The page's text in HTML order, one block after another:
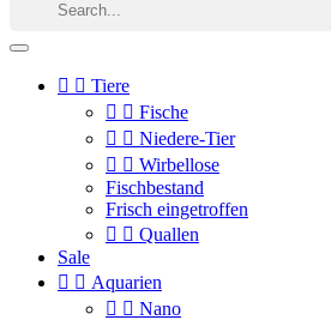
  Tiere
  Fische
  Niedere-Tier
  Wirbellose
Fischbestand
Frisch eingetroffen
  Quallen
Sale
  Aquarien
  Nano